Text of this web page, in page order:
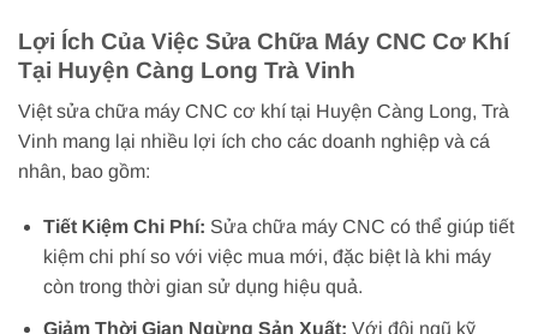
Lợi Ích Của Việc Sửa Chữa Máy CNC Cơ Khí
Tại Huyện Càng Long Trà Vinh
Việt sửa chữa máy CNC cơ khí tại Huyện Càng Long, Trà
Vinh mang lại nhiều lợi ích cho các doanh nghiệp và cá
nhân, bao gồm:
Tiết Kiệm Chi Phí: Sửa chữa máy CNC có thể giúp tiết
kiệm chi phí so với việc mua mới, đặc biệt là khi máy
còn trong thời gian sử dụng hiệu quả.
Giảm Thời Gian Ngừng Sản Xuất: Với đội ngũ kỹ